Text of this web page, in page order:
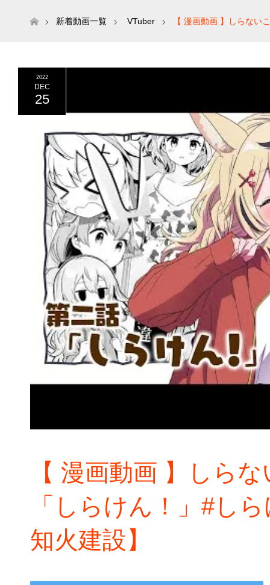
ホーム新着動画一覧 VTuber 【 漫画動画 】しらな
2022
DEC
25
【 漫画動画 】しら
「しらけん！」#し
知火建設】